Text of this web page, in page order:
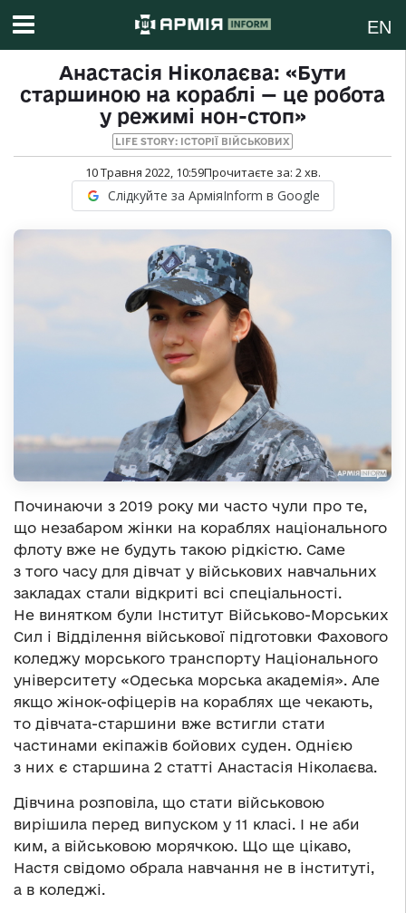
EN
Анастасія Ніколаєва: «Бути
старшиною на кораблі — це робота
у режимі нон-стоп»
LIFE STORY: ІСТОРІЇ ВІЙСЬКОВИХ
10 Травня 2022, 10:59Прочитаєте за: 2хв.
Слідкуйте за АрміяInform в Google
Починаючи з 2019 року ми часто чули про те,
що незабаром жінки на кораблях національного
флоту вже не будуть такою рідкістю. Саме
з того часу для дівчат у військових навчальних
закладах стали відкриті всі спеціальності.
Не винятком були Інститут Військово-Морських
Сил і Відділення військової підготовки Фахового
коледжу морського транспорту Національного
університету «Одеська морська академія». Але
якщо жінок-офіцерів на кораблях ще чекають,
то дівчата-старшини вже встигли стати
частинами екіпажів бойових суден. Однією
з них є старшина 2 статті Анастасія Ніколаєва.
Дівчина розповіла, що стати військовою
вирішила перед випуском у 11 класі. І не аби
ким, а військовою морячкою. Що ще цікаво,
Настя свідомо обрала навчання не в інституті,
а в коледжі.